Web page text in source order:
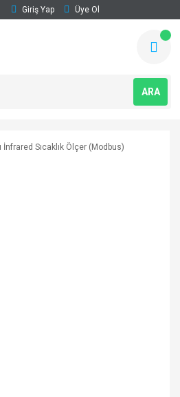
Giriş Yap Üye Ol
ARA